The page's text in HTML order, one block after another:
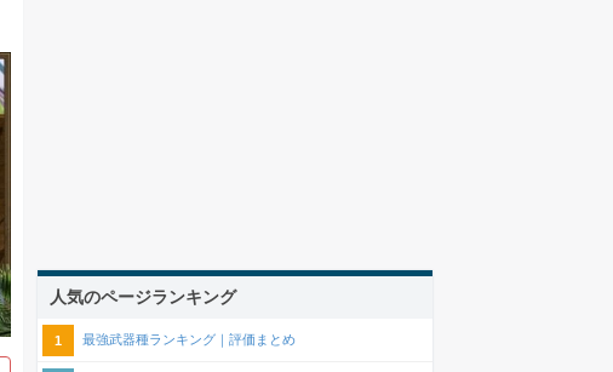
人気のページランキング
最強武器種ランキング｜評価まとめ